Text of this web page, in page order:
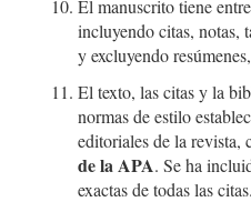
El manuscrito tiene entre
incluyendo citas, notas,
y excluyendo
El texto, las citas y la
normas de estilo
editoriales de la revista,
de la APA. Se ha
exactas de todas las citas.